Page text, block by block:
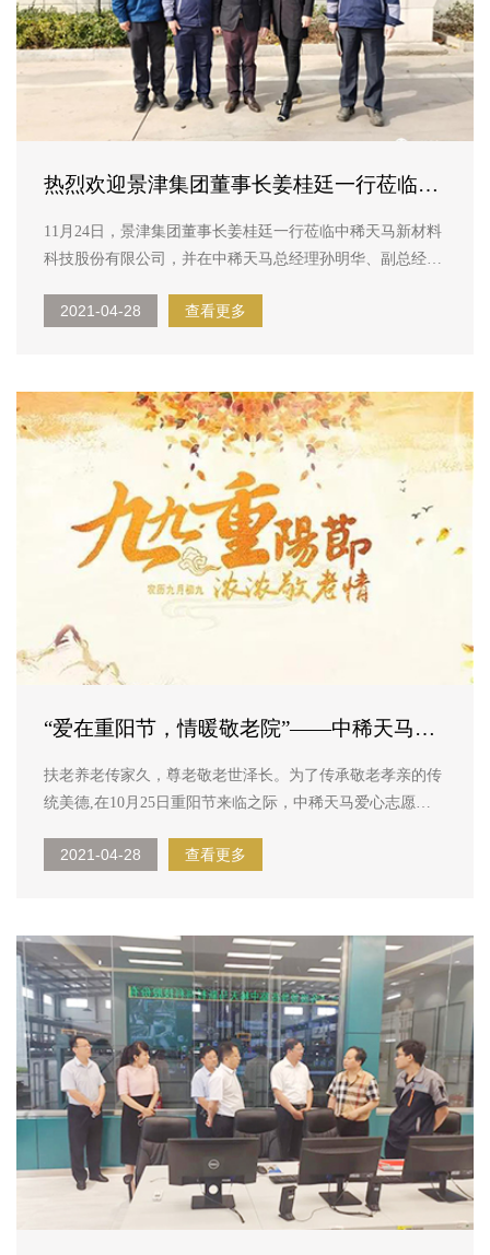
热烈欢迎景津集团董事长姜桂廷一行莅临中
11月24日，景津集团董事长姜桂廷一行莅临中稀天马新材料
科技股份有限公司，并在中稀天马总经理孙明华、副总经理
马的生产情况。景津集团创立于1988年，是集过滤成套装备
2021-04-28 查看更多
“爱在重阳节，情暖敬老院”——中稀天马开
展重阳节敬老院慰问老人活动
扶老养老传家久，尊老敬老世泽长。为了传承敬老孝亲的传
统美德,在10月25日重阳节来临之际，中稀天马爱心志愿者
动，向这里的老人和工作人员送上节日的祝福和诚挚的问
2021-04-28 查看更多